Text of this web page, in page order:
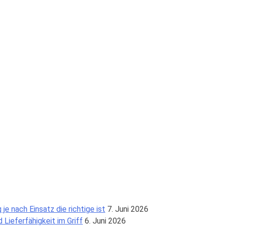
nach Einsatz die richtige ist 7. Juni 2026
Lieferfähigkeit im Griff 6. Juni 2026